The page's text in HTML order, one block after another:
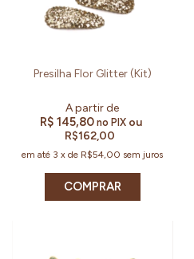
Presilha Flor Glitter (Kit)
R$ 145,80no PIX ou
R$162,00
em até 3 xde R$54,00 sem juros
COMPRAR